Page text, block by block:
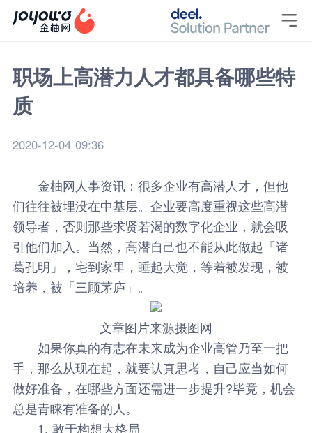

职场上高潜力人才都具备哪些特
质
2020-12-04 09:36
金柚网 人事资讯：很多企业有高潜人才，但他
们往往被埋没在中基层。企业要高度重视这些高潜
领导者，否则那些求贤若渴的数字化企业，就会吸
引他们加入。当然，高潜自己也不能从此做起「诸
葛孔明」，宅到家里，睡起大觉，等着被发现，被
培养，被「三顾茅庐」。
文章图片来源摄图网
如果你真的有志在未来成为企业高管乃至一把
手，那么从现在起，就要认真思考，自己应当如何
做好准备，在哪些方面还需进一步提升?毕竟，机会
总是青睐有准备的人。
1. 敢于构想大格局